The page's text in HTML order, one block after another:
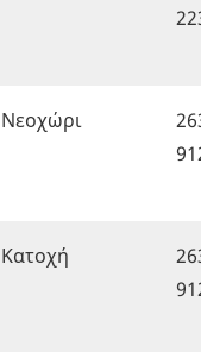
Νεοχώρι
Κατοχή